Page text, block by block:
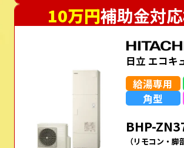
10万円補助金対
日立 エコキ
給湯専用
角型
BHP-
（リモコン・脚